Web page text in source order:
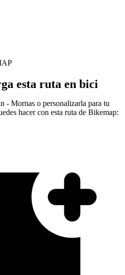
esta ruta en bici
- Mornas o personalizarla para tu
hacer con esta ruta de Bikemap: